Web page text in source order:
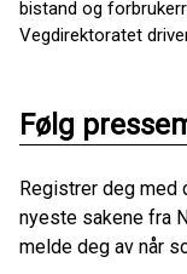
bistand og
Vegdirektoratet
Følg
Registrer deg
nyeste sakene fra
melde deg av når